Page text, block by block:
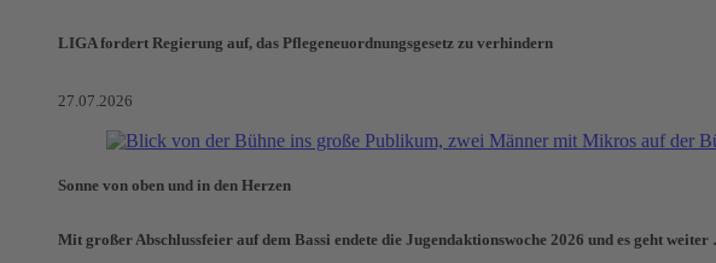
LIGA fordert Regierung auf, das Pflegeneuordnungsgesetz zu verhindern
27.07.2026
Sonne von oben und in den Herzen
Mit großer Abschlussfeier auf dem Bassi endete die Jugendaktionswoche 2026 und es geht